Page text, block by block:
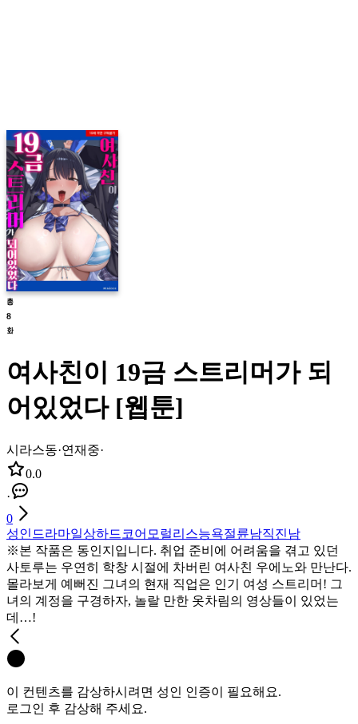
여사친이 19금 스트리머가 되
어있었다 [웹툰]
시라스동·연재중·
0.0
·
0
성인 드라마일상하드코어 모럴리스능욕절륜남직진남
※본 작품은 동인지입니다. 취업 준비에 어려움을 겪고 있던
사토루는 우연히 학창 시절에 차버린 여사친 우에노와 만난다.
몰라보게 예뻐진 그녀의 현재 직업은 인기 여성 스트리머! 그
녀의 계정을 구경하자, 놀랄 만한 옷차림의 영상들이 있었는
데…!
이 컨텐츠를 감상하시려면 성인 인증이 필요해요.
로그인 후 감상해 주세요.